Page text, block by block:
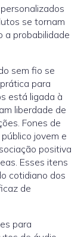
se tornam
a probabilidade
sem fio se
para
está ligada à
liberdade de
Fones de
jovem e
positiva
Esses itens
cotidiano dos
de
para